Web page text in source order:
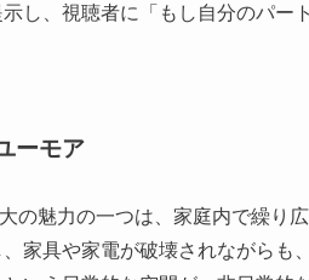
し、視聴者に「もし自分のパ
ーモア
の魅力の一つは、家庭内で繰り
家具や家電が破壊されながらも